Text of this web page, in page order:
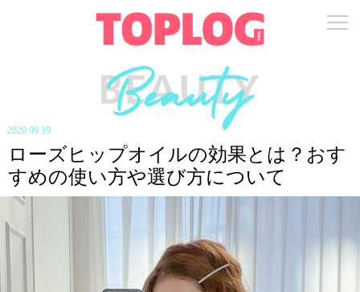
2020.09.19
ローズヒップオイルの効果とは？おす
すめの使い方や選び方について